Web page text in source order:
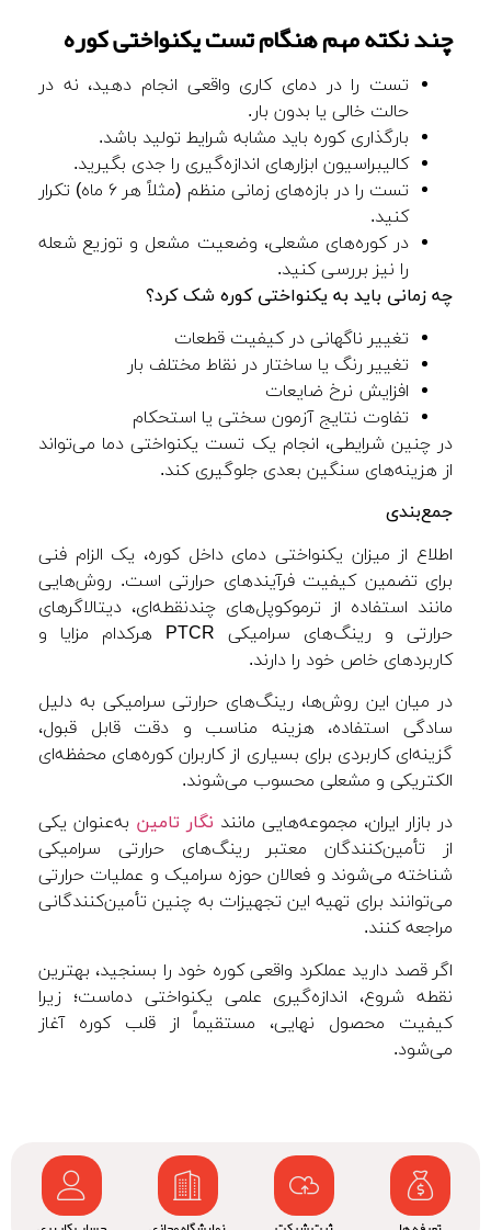
چند نکته مهم هنگام تست یکنواختی کوره
تست را در دمای کاری واقعی انجام دهید، نه در
حالت خالی یا بدون بار.
بارگذاری کوره باید مشابه شرایط تولید باشد.
کالیبراسیون ابزارهای اندازه‌گیری را جدی بگیرید.
تست را در بازه‌های زمانی منظم (مثلاً هر ۶ ماه) تکرار
کنید.
در کوره‌های مشعلی، وضعیت مشعل و توزیع شعله
را نیز بررسی کنید.
چه زمانی باید به یکنواختی کوره شک کرد؟
تغییر ناگهانی در کیفیت قطعات
تغییر رنگ یا ساختار در نقاط مختلف بار
افزایش نرخ ضایعات
تفاوت نتایج آزمون سختی یا استحکام
در چنین شرایطی، انجام یک تست یکنواختی دما می‌تواند
از هزینه‌های سنگین بعدی جلوگیری کند.
جمع‌بندی
اطلاع از میزان یکنواختی دمای داخل کوره، یک الزام فنی
برای تضمین کیفیت فرآیندهای حرارتی است. روش‌هایی
مانند استفاده از ترموکوپل‌های چندنقطه‌ای، دیتالاگرهای
حرارتی و رینگ‌های سرامیکی PTCR هرکدام مزایا و
کاربردهای خاص خود را دارند.
در میان این روش‌ها، رینگ‌های حرارتی سرامیکی به دلیل
سادگی استفاده، هزینه مناسب و دقت قابل قبول،
گزینه‌ای کاربردی برای بسیاری از کاربران کوره‌های محفظه‌ای
الکتریکی و مشعلی محسوب می‌شوند.
در بازار ایران، مجموعه‌هایی مانند نگار تامین به‌عنوان یکی
از تأمین‌کنندگان معتبر رینگ‌های حرارتی سرامیکی
شناخته می‌شوند و فعالان حوزه سرامیک و عملیات حرارتی
می‌توانند برای تهیه این تجهیزات به چنین تأمین‌کنندگانی
مراجعه کنند.
اگر قصد دارید عملکرد واقعی کوره خود را بسنجید، بهترین
نقطه شروع، اندازه‌گیری علمی یکنواختی دماست؛ زیرا
کیفیت محصول نهایی، مستقیماً از قلب کوره آغاز
می‌شود.